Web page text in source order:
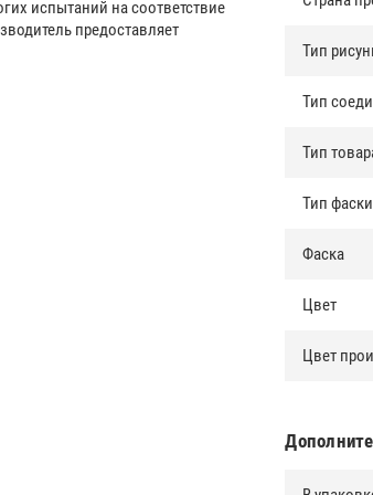
испытаний на соответствие
предоставляет
Тип
Тип
Тип
Тип фаски
Фаска
Цвет
Цвет